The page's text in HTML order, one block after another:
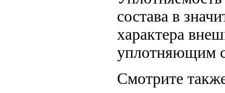
состава в
характера
уплотняющим
Смотрите